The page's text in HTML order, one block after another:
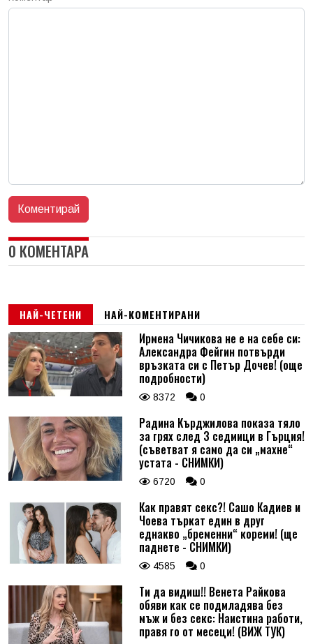
0 КОМЕНТАРА
НАЙ-ЧЕТЕНИ НАЙ-КОМЕНТИРАНИ
Ирмена Чичикова не е на себе си:
Александра Фейгин потвърди
връзката си с Петър Дочев! (още
подробности)
8372 0
Радина Кърджилова показа тяло
за грях след 3 седмици в Гърция!
(съветват я само да си „махне“
устата - СНИМКИ)
6720 0
Как правят секс?! Сашо Кадиев и
Чоева търкат един в друг
еднакво „бременни“ кореми! (ще
паднете - СНИМКИ)
4585 0
Ти да видиш!! Венета Райкова
обяви как се подмладява без
мъж и без секс: Наистина работи,
правя го от месеци! (ВИЖ ТУК)